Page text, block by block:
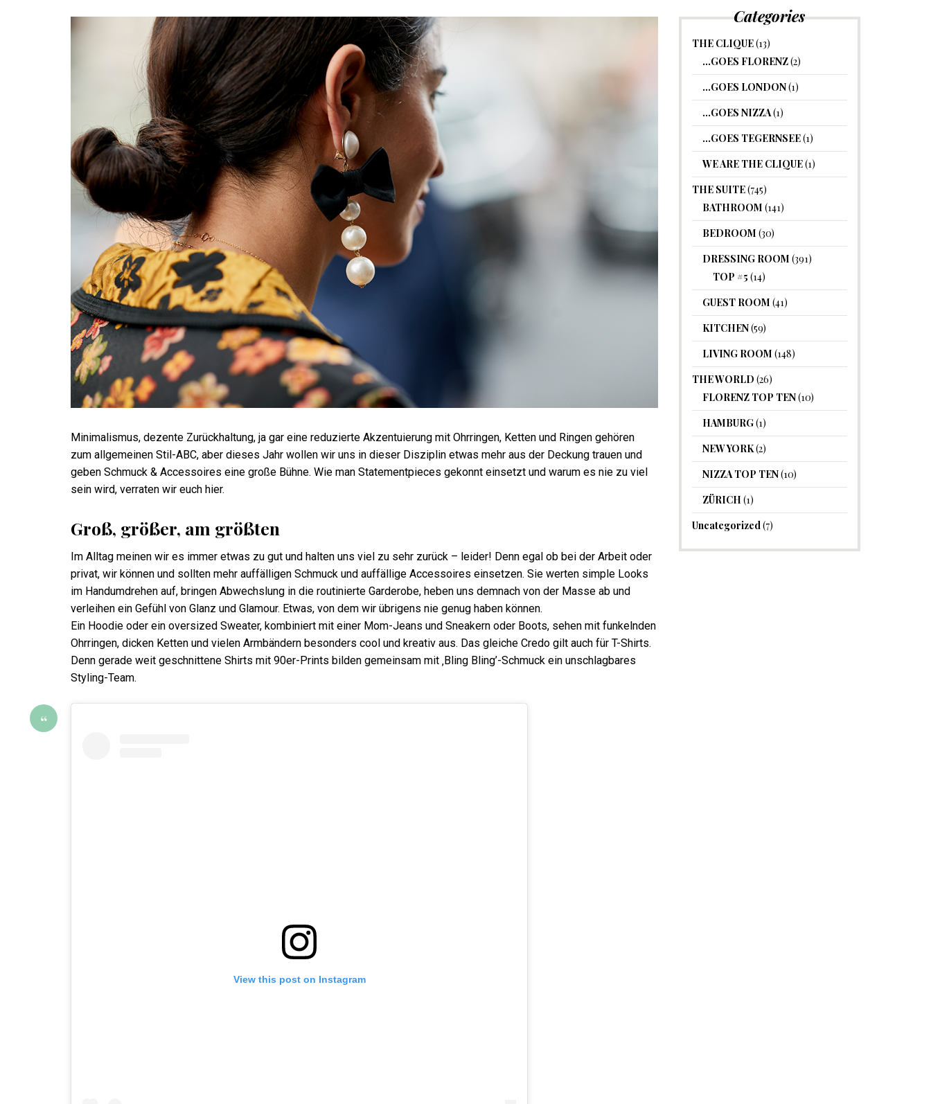
Minimalismus, dezente Zurückhaltung, ja gar eine reduzierte Akzentuierung mit Ohrringen, Ketten und Ringen gehören
zum allgemeinen Stil-ABC, aber dieses Jahr wollen wir uns in dieser Disziplin etwas mehr aus der Deckung trauen und
geben Schmuck & Accessoires eine große Bühne. Wie man Statementpieces gekonnt einsetzt und warum es nie zu viel
sein wird, verraten wir euch hier.
Groß, größer, am größten
Im Alltag meinen wir es immer etwas zu gut und halten uns viel zu sehr zurück – leider! Denn egal ob bei der Arbeit oder
privat, wir können und sollten mehr auffälligen Schmuck und auffällige Accessoires einsetzen. Sie werten simple Looks
im Handumdrehen auf, bringen Abwechslung in die routinierte Garderobe, heben uns demnach von der Masse ab und
verleihen ein Gefühl von Glanz und Glamour. Etwas, von dem wir übrigens nie genug haben können.
Ein Hoodie oder ein oversized Sweater, kombiniert mit einer Mom-Jeans und Sneakern oder Boots, sehen mit funkelnden
Ohrringen, dicken Ketten und vielen Armbändern besonders cool und kreativ aus. Das gleiche Credo gilt auch für T-Shirts.
Denn gerade weit geschnittene Shirts mit 90er-Prints bilden gemeinsam mit ‚Bling Bling’-Schmuck ein unschlagbares
Styling-Team.
View this post on Instagram
Categories
THE CLIQUE(13)
…GOES FLORENZ(2)
…GOES LONDON(1)
…GOES NIZZA(1)
…GOES TEGERNSEE(1)
WE ARE THE CLIQUE(1)
THE SUITE(745)
BATHROOM (141)
BEDROOM (30)
DRESSING ROOM (391)
TOP #5 (14)
GUEST ROOM (41)
KITCHEN(59)
LIVING ROOM (148)
THE WORLD (26)
FLORENZ TOP TEN(10)
HAMBURG(1)
NEW YORK(2)
NIZZA TOP TEN(10)
ZÜRICH (1)
Uncategorized(7)